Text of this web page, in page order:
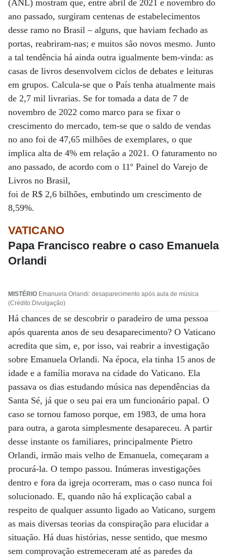
(ANL) mostram que, entre abril de 2021 e novembro do
ano passado, surgiram centenas de estabelecimentos
desse ramo no Brasil – alguns, que haviam fechado as
portas, reabriram-nas; e muitos são novos mesmo. Junto
a tal tendência há ainda outra igualmente bem-vinda: as
casas de livros desenvolvem ciclos de debates e leituras
em grupos. Calcula-se que o País tenha atualmente mais
de 2,7 mil livrarias. Se for tomada a data de 7 de
novembro de 2022 como marco para se fixar o
crescimento do mercado, tem-se que o saldo de vendas
no ano foi de 47,65 milhões de exemplares, o que
implica alta de 4% em relação a 2021. O faturamento no
ano passado, de acordo com o 11º Painel do Varejo de
Livros no Brasil,
foi de R$ 2,6 bilhões, embutindo um crescimento de
8,59%.
VATICANO
Papa Francisco reabre o caso Emanuela
Orlandi
MISTÉRIO Emanuela Orlandi: desaparecimento após aula de música
(Crédito:Divulgação)
Há chances de se descobrir o paradeiro de uma pessoa
após quarenta anos de seu desaparecimento? O Vaticano
acredita que sim, e, por isso, vai reabrir a investigação
sobre Emanuela Orlandi. Na época, ela tinha 15 anos de
idade e a família morava na cidade do Vaticano. Ela
passava os dias estudando música nas dependências da
Santa Sé, já que o seu pai era um funcionário papal. O
caso se tornou famoso porque, em 1983, de uma hora
para outra, a garota simplesmente desapareceu. A partir
desse instante os familiares, principalmente Pietro
Orlandi, irmão mais velho de Emanuela, começaram a
procurá-la. O tempo passou. Inúmeras investigações
dentro e fora da igreja ocorreram, mas o caso nunca foi
solucionado. E, quando não há explicação cabal a
respeito de qualquer assunto ligado ao Vaticano, surgem
as mais diversas teorias da conspiração para elucidar a
situação. Há duas histórias, nesse sentido, que mesmo
sem comprovação estremeceram até as paredes da